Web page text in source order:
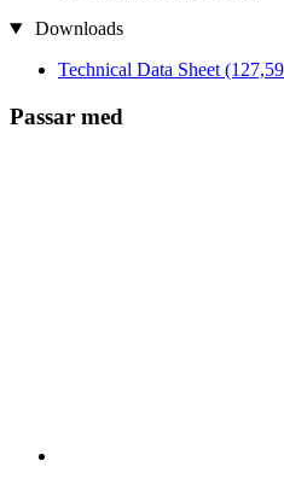
Downloads
Technical Data Sheet
Passar med